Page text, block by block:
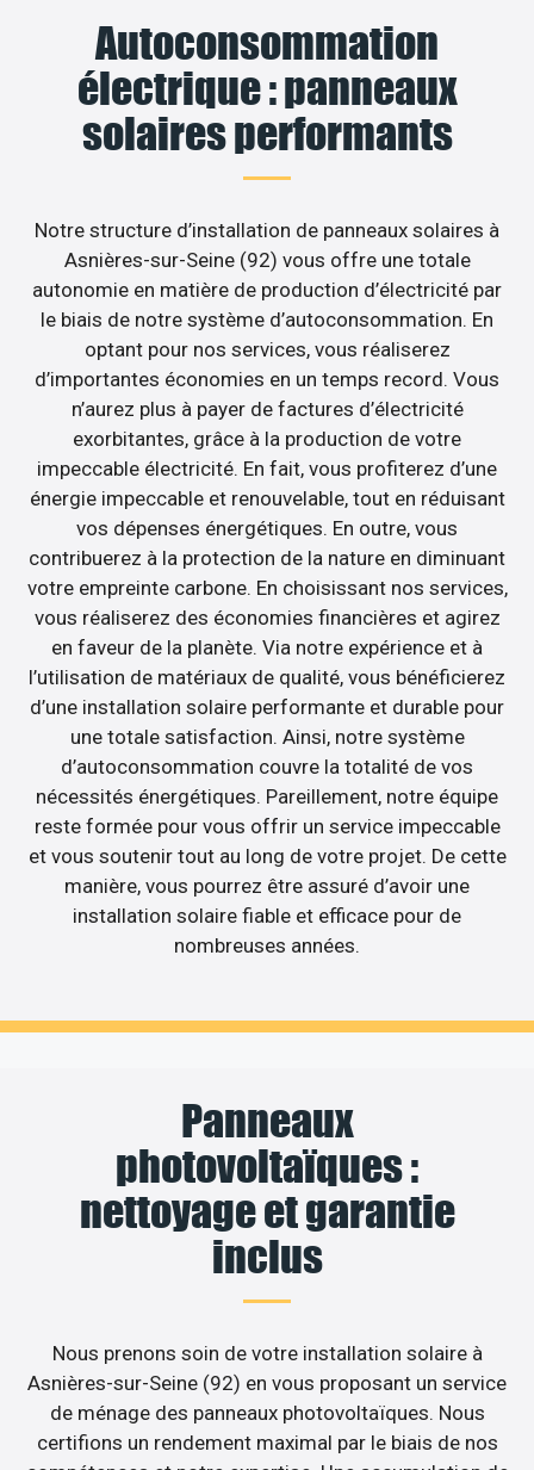
Autoconsommation
électrique : panneaux
solaires performants
Notre structure d’installation de panneaux solaires à
Asnières-sur-Seine (92) vous offre une totale
autonomie en matière de production d’électricité par
le biais de notre système d’autoconsommation. En
optant pour nos services, vous réaliserez
d’importantes économies en un temps record. Vous
n’aurez plus à payer de factures d’électricité
exorbitantes, grâce à la production de votre
impeccable électricité. En fait, vous profiterez d’une
énergie impeccable et renouvelable, tout en réduisant
vos dépenses énergétiques. En outre, vous
contribuerez à la protection de la nature en diminuant
votre empreinte carbone. En choisissant nos services,
vous réaliserez des économies financières et agirez
en faveur de la planète. Via notre expérience et à
l’utilisation de matériaux de qualité, vous bénéficierez
d’une installation solaire performante et durable pour
une totale satisfaction. Ainsi, notre système
d’autoconsommation couvre la totalité de vos
nécessités énergétiques. Pareillement, notre équipe
reste formée pour vous offrir un service impeccable
et vous soutenir tout au long de votre projet. De cette
manière, vous pourrez être assuré d’avoir une
installation solaire fiable et efficace pour de
nombreuses années.
Panneaux
photovoltaïques :
nettoyage et garantie
inclus
Nous prenons soin de votre installation solaire à
Asnières-sur-Seine (92) en vous proposant un service
de ménage des panneaux photovoltaïques. Nous
certifions un rendement maximal par le biais de nos